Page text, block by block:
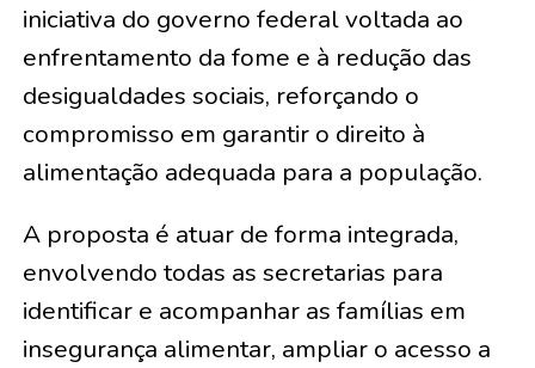
iniciativa do governo federal voltada ao
enfrentamento da fome e à redução das
desigualdades sociais, reforçando o
compromisso em garantir o direito à
alimentação adequada para a população.
A proposta é atuar de forma integrada,
envolvendo todas as secretarias para
identificar e acompanhar as famílias em
insegurança alimentar, ampliar o acesso a